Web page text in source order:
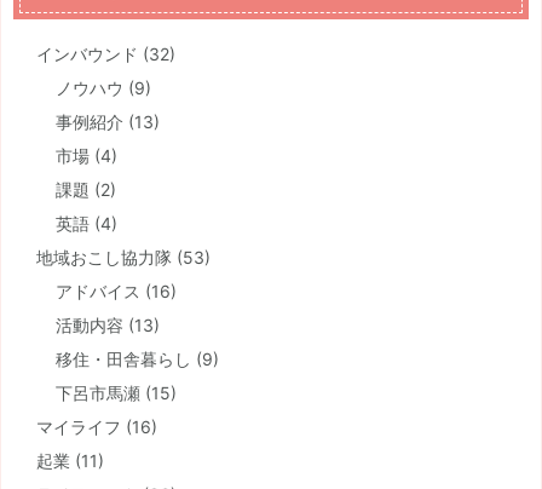
インバウンド (32)
ノウハウ (9)
事例紹介 (13)
市場 (4)
課題 (2)
英語 (4)
地域おこし協力隊 (53)
アドバイス (16)
活動内容 (13)
移住・田舎暮らし (9)
下呂市馬瀬 (15)
マイライフ (16)
起業 (11)